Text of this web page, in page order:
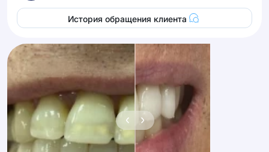
История обращения клиента